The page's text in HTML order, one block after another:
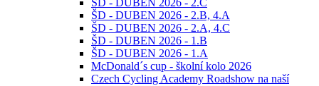
ŠD - DUBEN 2026 - 2.C
ŠD - DUBEN 2026 - 2.B, 4.A
ŠD - DUBEN 2026 - 2.A, 4.C
ŠD - DUBEN 2026 - 1.B
ŠD - DUBEN 2026 - 1.A
McDonald´s cup - školní kolo 2026
Czech Cycling Academy Roadshow na naší